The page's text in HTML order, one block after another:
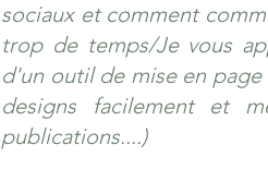
sociaux et comment
trop de temps/Je vous
d'un outil de mise en
designs facilement et
publications....)